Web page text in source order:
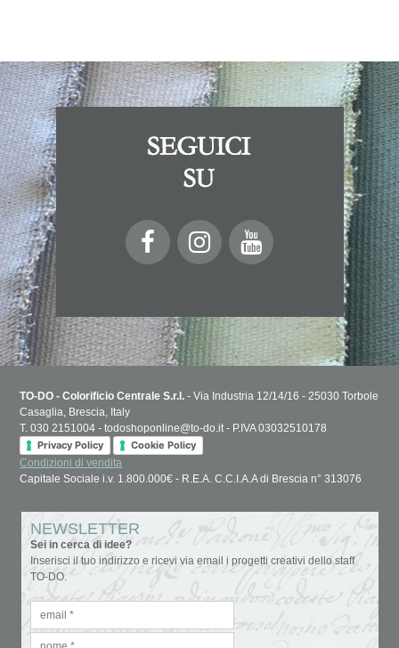
TO-DO - Colorificio Centrale S.r.l. - Via Industria 12/14/16 - 25030 Torbole
Casaglia, Brescia, Italy
T. 030 2151004 - todoshoponline@to-do.it - P.IVA 03032510178
Privacy Policy
Cookie Policy
Condizioni di vendita
Capitale Sociale i.v. 1.800.000€ - R.E.A. C.C.I.A.A di Brescia n° 313076
NEWSLETTER
Sei in cerca di idee?
Inserisci il tuo indirizzo e ricevi via email i progetti creativi dello staff
TO-DO.